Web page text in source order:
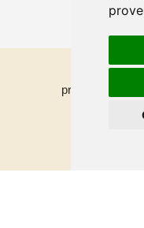
préférences